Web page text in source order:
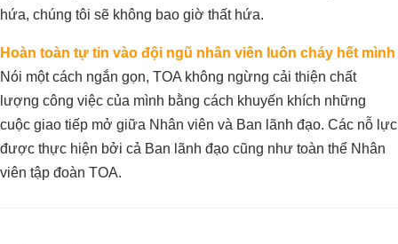
hứa, chúng tôi sẽ không bao giờ thất hứa.
Hoàn toàn tự tin vào đội ngũ nhân viên luôn cháy hết mình
Nói một cách ngắn gọn, TOA không ngừng cải thiện chất
lượng công việc của mình bằng cách khuyến khích những
cuộc giao tiếp mở giữa Nhân viên và Ban lãnh đạo. Các nỗ lực
được thực hiện bởi cả Ban lãnh đạo cũng như toàn thể Nhân
viên tập đoàn TOA.